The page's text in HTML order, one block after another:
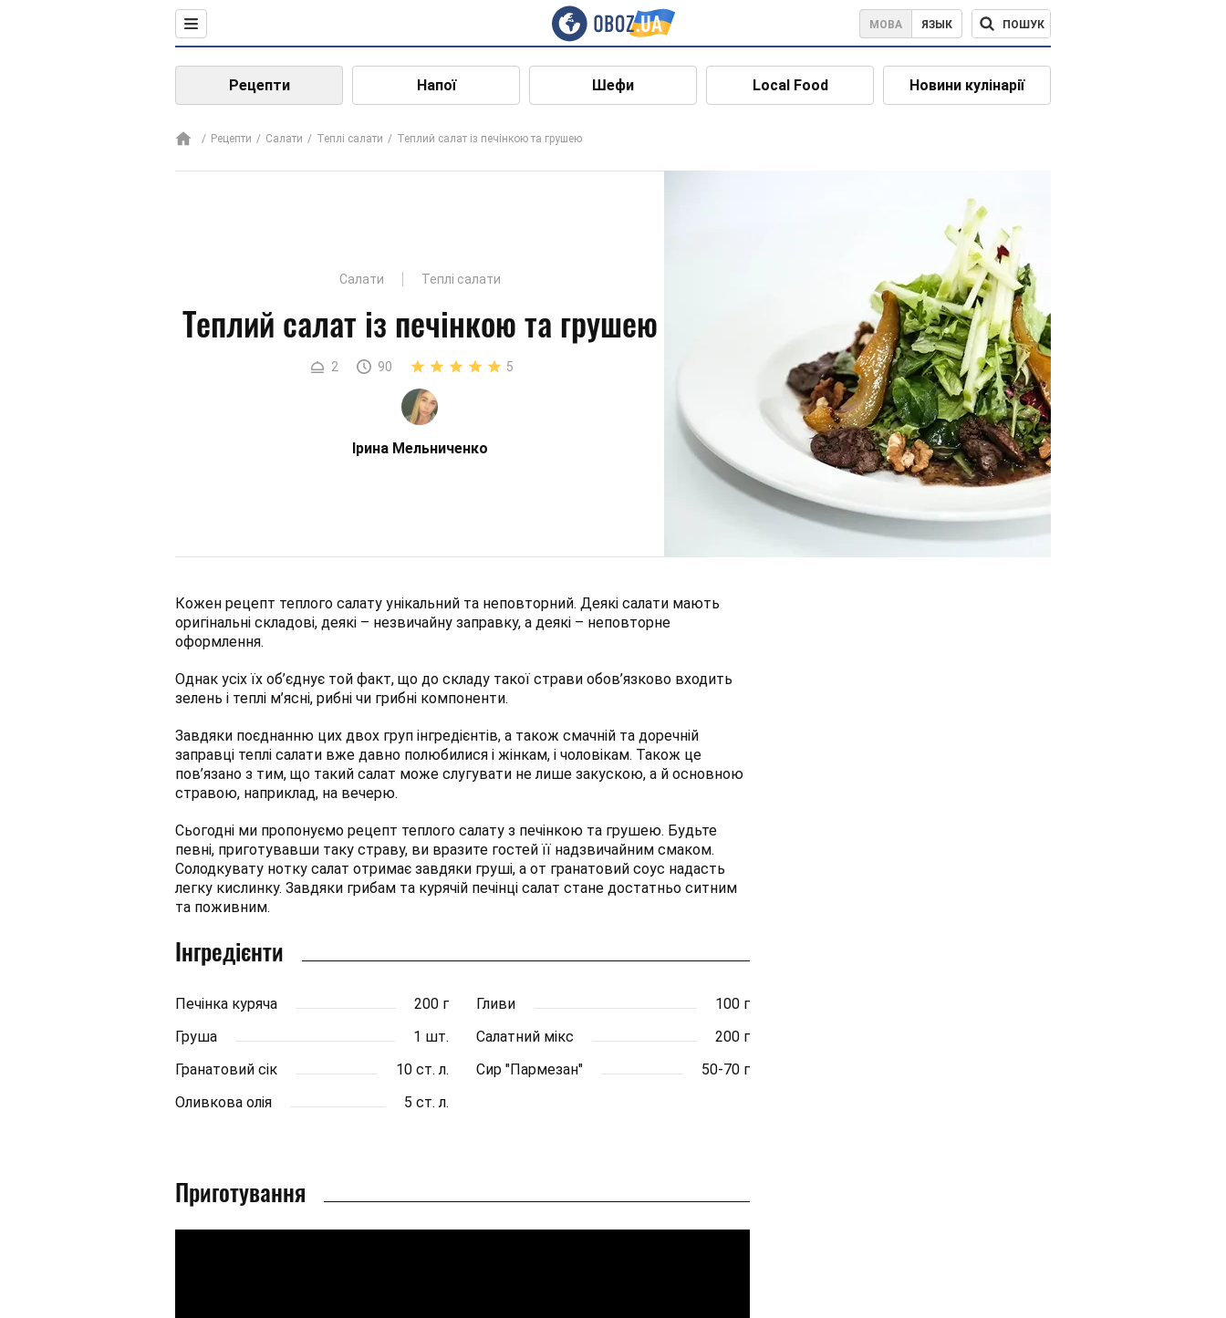
МОВА ЯЗЫК ПОШУК
Рецепти Напої Шефи Local Food Новини кулінарії
Рецепти Салати Теплі салати Теплий салат із печінкою та грушею
Салати Теплі салати
Теплий салат із печінкою та грушею
2 90 5
Ірина Мельниченко
Кожен рецепт теплого салату унікальний та неповторний. Деякі салати мають
оригінальні складові, деякі – незвичайну заправку, а деякі – неповторне
оформлення.
Однак усіх їх об’єднує той факт, що до складу такої страви обов’язково входить
зелень і теплі м’ясні, рибні чи грибні компоненти.
Завдяки поєднанню цих двох груп інгредієнтів, а також смачній та доречній
заправці теплі салати вже давно полюбилися і жінкам, і чоловікам. Також це
пов’язано з тим, що такий салат може слугувати не лише закускою, а й основною
стравою, наприклад, на вечерю.
Сьогодні ми пропонуємо рецепт теплого салату з печінкою та грушею. Будьте
певні, приготувавши таку страву, ви вразите гостей її надзвичайним смаком.
Солодкувату нотку салат отримає завдяки груші, а от гранатовий соус надасть
легку кислинку. Завдяки грибам та курячій печінці салат стане достатньо ситним
та поживним.
Інгредієнти
Печінка куряча 200 г Гливи
100 г
Груша
1 шт. Салатний мікс
200 г
Гранатовий сік
10 ст. л. Сир "Пармезан"
50-70 г
Оливкова олія
5 ст. л.
Приготування